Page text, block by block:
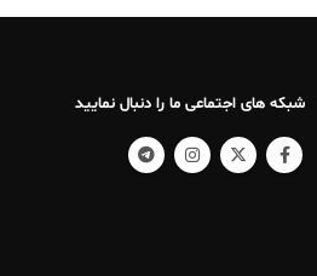
شبکه های اجتماعی ما را دنبال نمایید